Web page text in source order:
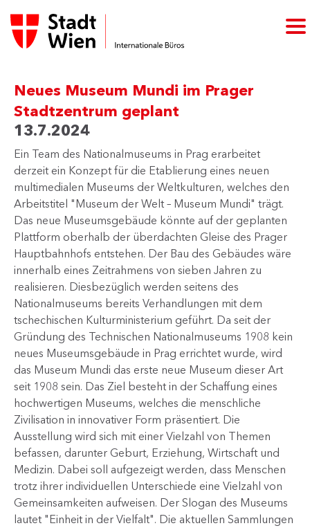
Neues Museum Mundi im Prager
Stadtzentrum geplant
13.7.2024
​Ein Team des Nationalmuseums in Prag erarbeitet
derzeit ein Konzept für die Etablierung eines neuen
multimedialen Museums der Weltkulturen, welches den
Arbeitstitel "Museum der Welt – Museum Mundi" trägt.
Das neue Museumsgebäude könnte auf der geplanten
Plattform oberhalb der überdachten Gleise des Prager
Hauptbahnhofs entstehen. Der Bau des Gebäudes wäre
innerhalb eines Zeitrahmens von sieben Jahren zu
realisieren. Diesbezüglich werden seitens des
Nationalmuseums bereits Verhandlungen mit dem
tschechischen Kulturministerium geführt. Da seit der
Gründung des Technischen Nationalmuseums 1908 kein
neues Museumsgebäude in Prag errichtet wurde, wird
das Museum Mundi das erste neue Museum dieser Art
seit 1908 sein. Das Ziel besteht in der Schaffung eines
hochwertigen Museums, welches die menschliche
Zivilisation in innovativer Form präsentiert. Die
Ausstellung wird sich mit einer Vielzahl von Themen
befassen, darunter Geburt, Erziehung, Wirtschaft und
Medizin. Dabei soll aufgezeigt werden, dass Menschen
trotz ihrer individuellen Unterschiede eine Vielzahl von
Gemeinsamkeiten aufweisen. Der Slogan des Museums
lautet "Einheit in der Vielfalt"​. Die aktuellen Sammlungen